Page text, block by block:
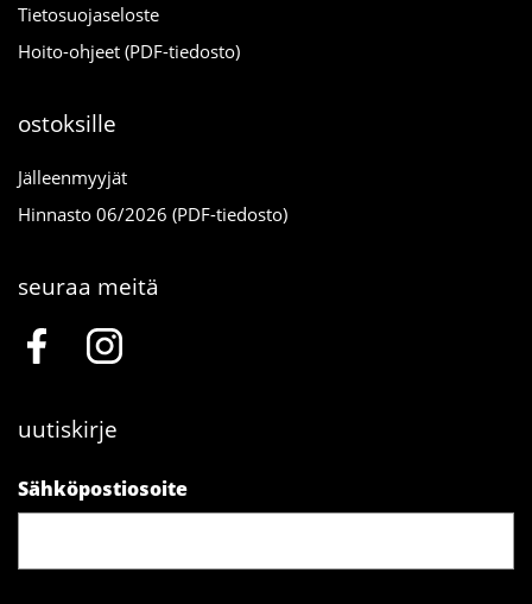
Tietosuojaseloste
Hoito-ohjeet (PDF-tiedosto)
ostoksille
Jälleenmyyjät
Hinnasto 06/2026 (PDF-tiedosto)
seuraa meitä
uutiskirje
Sähköpostiosoite